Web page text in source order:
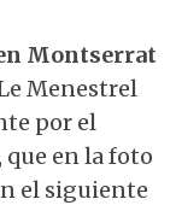
Montserrat
Menestrel
por el
que en la foto
el siguiente